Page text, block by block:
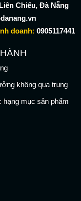
Chiểu, Đà Nẵng
doanh: 0905117441
không qua trung
hạng mục sản phẩm